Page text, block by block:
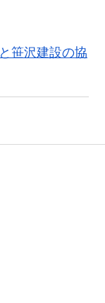
笹沢建設の協